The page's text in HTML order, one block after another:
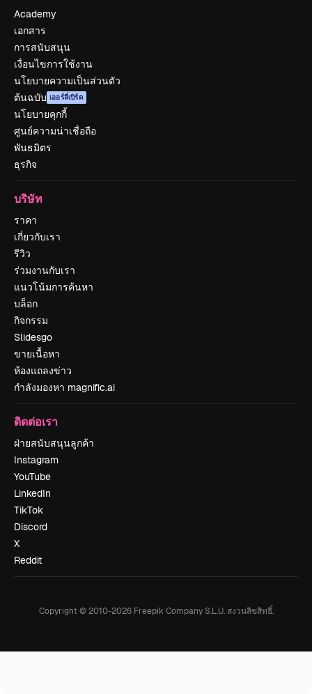
Academy
เอกสาร
การสนับสนุน
เงื่อนไขการใช้งาน
นโยบายความเป็นส่วนตัว
ต้นฉบับ เออร์ลี่เบิร์ด
นโยบายคุกกี้
ศูนย์ความน่าเชื่อถือ
พันธมิตร
ธุรกิจ
บริษัท
ราคา
เกี่ยวกับเรา
รีวิว
ร่วมงานกับเรา
แนวโน้มการค้นหา
บล็อก
กิจกรรม
Slidesgo
ขายเนื้อหา
ห้องแถลงข่าว
กำลังมองหา magnific.ai
ติดต่อเรา
ฝ่ายสนับสนุนลูกค้า
Instagram
YouTube
LinkedIn
TikTok
Discord
X
Reddit
Copyright © 2010-2026Freepik Company S.L.U. สงวนลิขสิทธิ์.